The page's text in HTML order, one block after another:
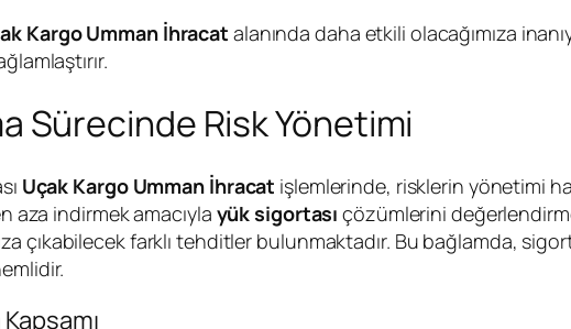
Kargo Umman İhracat alanında daha etkili olacağımıza
Sürecinde Risk Yönetimi
Uçak Kargo Umman İhracat işlemlerinde, risklerin yönetimi
aza indirmek amacıyla yük sigortası çözümlerini
çıkabilecek farklı tehditler bulunmaktadır. Bu bağlamda,